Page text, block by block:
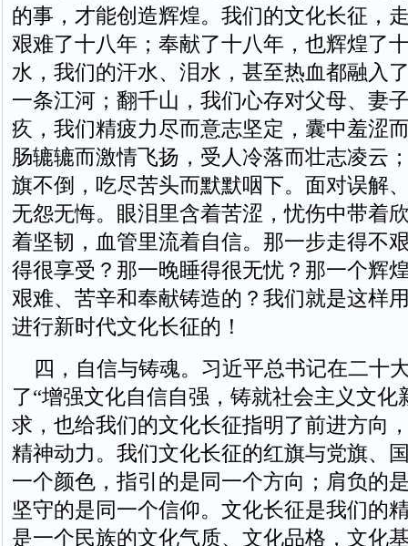
的事，才能创造辉煌。我们的文化长征，
艰难了十八年；奉献了十八年，也辉煌了
水，我们的汗水、泪水，甚至热血都融入
一条江河；翻千山，我们心存对父母、妻
疚，我们精疲力尽而意志坚定，囊中羞涩
肠辘辘而激情飞扬，受人冷落而壮志凌云
旗不倒，吃尽苦头而默默咽下。面对误解
无怨无悔。眼泪里含着苦涩，忧伤中带着
着坚韧，血管里流着自信。那一步走得不
得很享受？那一晚睡得很无忧？那一个辉
艰难、苦辛和奉献铸造的？我们就是这样
进行新时代文化长征的！
四，自信与铸魂。习近平总书记在二十
了“增强文化自信自强，铸就社会主义文化
求，也给我们的文化长征指明了前进方向
精神动力。我们文化长征的红旗与党旗、
一个颜色，指引的是同一个方向；肩负的
坚守的是同一个信仰。文化长征是我们的
是一个民族的文化气质、文化品格，文化